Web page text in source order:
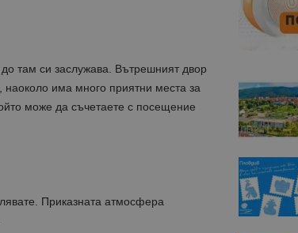
там си заслужава. Вътрешният двор
има много приятни места за
може да съчетаете с посещение
Приказната атмосфера